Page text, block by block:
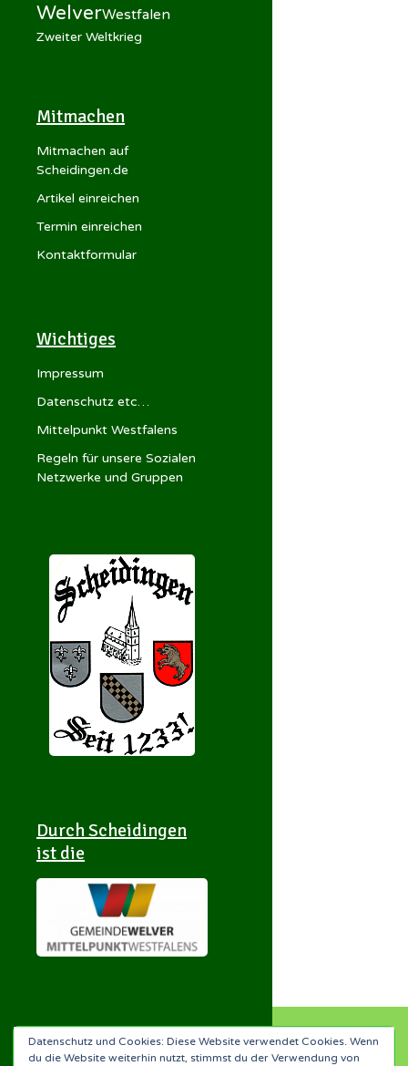
Datenschutz und Cookies: Diese Website verwendet Cookies. Wenn
du die Website weiterhin nutzt, stimmst du der Verwendung von
WelverWestfalen
Zweiter Weltkrieg
Mitmachen
Mitmachen auf
Scheidingen.de
Artikel einreichen
Termin einreichen
Kontaktformular
Wichtiges
Impressum
Datenschutz etc…
Mittelpunkt Westfalens
Regeln für unsere Sozialen
Netzwerke und Gruppen
Durch Scheidingen
ist die
Add